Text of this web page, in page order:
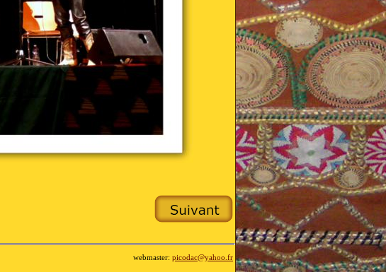
webmaster: picodac@yahoo.fr